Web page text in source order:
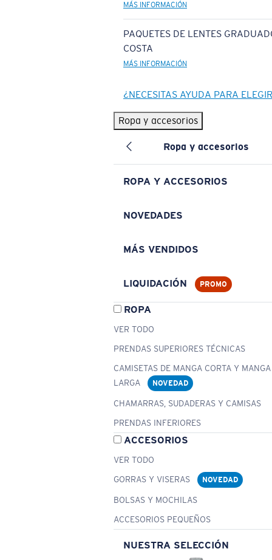
MÁS INFORMACIÓN
PAQUETES DE LENTES
COSTA
MÁS INFORMACIÓN
¿NECESITAS AYUDA PARA
Ropa y accesorios
Ropa y accesorios
ROPA Y ACCESORIOS
NOVEDADES
MÁS VENDIDOS
LIQUIDACIÓN PROMO
ROPA
VER TODO
PRENDAS SUPERIORES TÉCNICAS
CAMISETAS DE MANGA CORTA Y MANGA
LARGA
NOVEDAD
CHAMARRAS, SUDADERAS Y CAMISAS
PRENDAS INFERIORES
ACCESORIOS
VER TODO
GORRAS Y VISERAS
NOVEDAD
BOLSAS Y MOCHILAS
ACCESORIOS PEQUEÑOS
NUESTRA SELECCIÓN